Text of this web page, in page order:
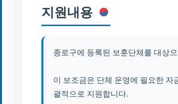
지원내용
종로구에 등록된 보훈단체를 대상
이 보조금은 단체 운영에 필요한 자
괄적으로 지원합니다.